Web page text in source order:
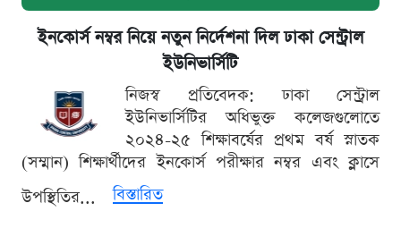
ইনকোর্স নম্বর নিয়ে নতুন নির্দেশনা দিল ঢাকা সেন্ট্রাল
ইউনিভার্সিটি
নিজস্ব প্রতিবেদক: ঢাকা সেন্ট্রাল
ইউনিভার্সিটির অধিভুক্ত কলেজগুলোতে
২০২৪-২৫ শিক্ষাবর্ষের প্রথম বর্ষ স্নাতক
(সম্মান) শিক্ষার্থীদের ইনকোর্স পরীক্ষার নম্বর এবং ক্লাসে
উপস্থিতির...
বিস্তারিত